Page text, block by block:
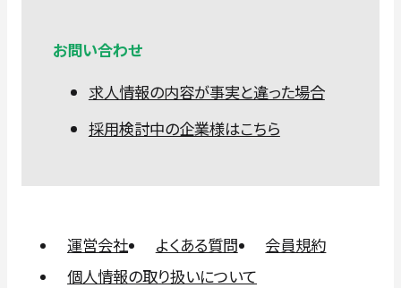
お問い合わせ
求人情報の内容が事実と違った場合
採用検討中の企業様はこちら
運営会社 よくある質問
会員規約
個人情報の取り扱いについて